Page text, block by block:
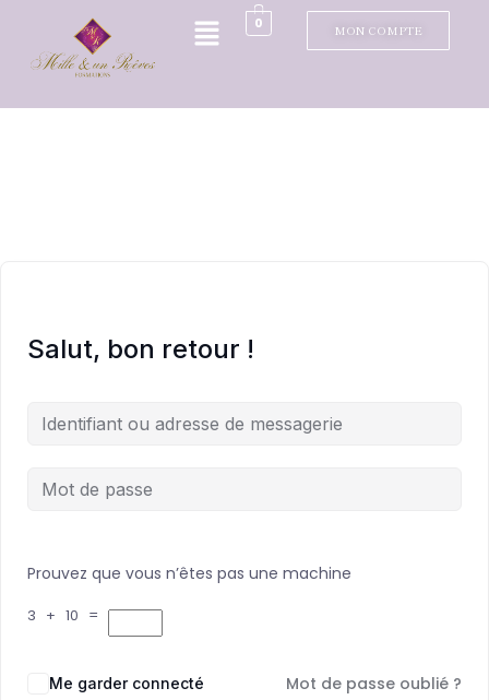
0 MON COMPTE
Salut, bon retour !
Prouvez que vous n’êtes pas une machine
3 + 10 =
Me garder connecté Mot de passe oublié ?